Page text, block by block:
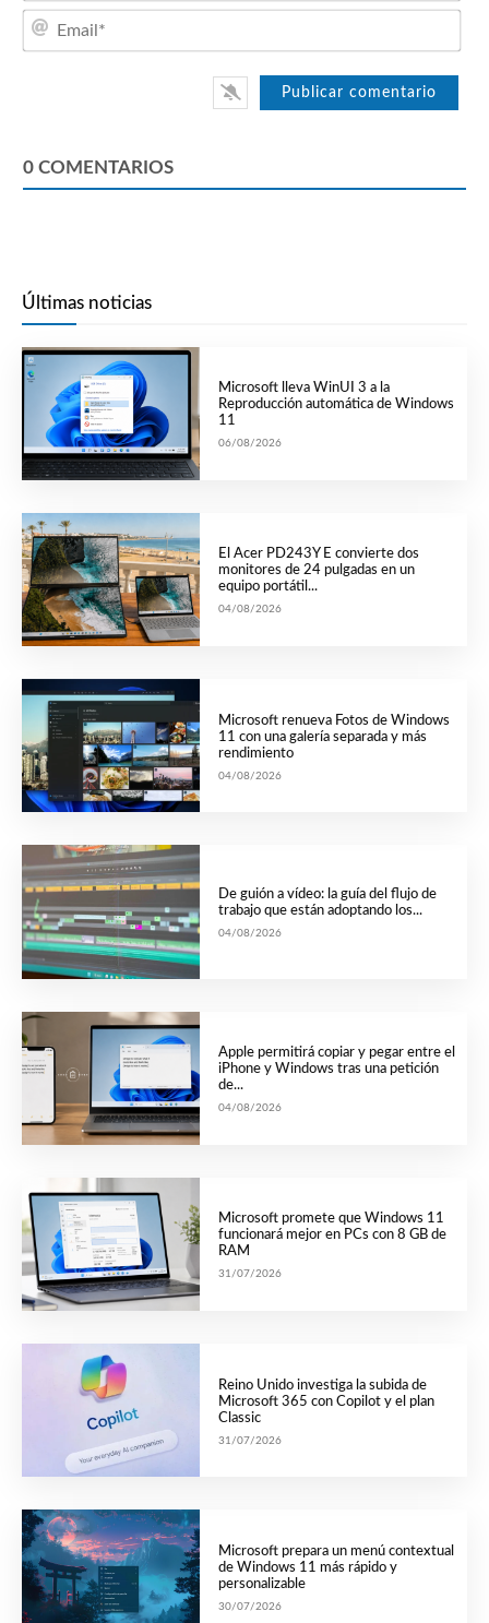
0 COMENTARIOS
Últimas noticias
Microsoft lleva WinUI 3 a la
Reproducción automática de Windows
11
06/08/2026
El Acer PD243Y E convierte dos
monitores de 24 pulgadas en un
equipo portátil...
04/08/2026
Microsoft renueva Fotos de Windows
11 con una galería separada y más
rendimiento
04/08/2026
De guión a vídeo: la guía del flujo de
trabajo que están adoptando los...
04/08/2026
Apple permitirá copiar y pegar entre el
iPhone y Windows tras una petición
de...
04/08/2026
Microsoft promete que Windows 11
funcionará mejor en PCs con 8 GB de
RAM
31/07/2026
Reino Unido investiga la subida de
Microsoft 365 con Copilot y el plan
Classic
31/07/2026
Microsoft prepara un menú contextual
de Windows 11 más rápido y
personalizable
30/07/2026